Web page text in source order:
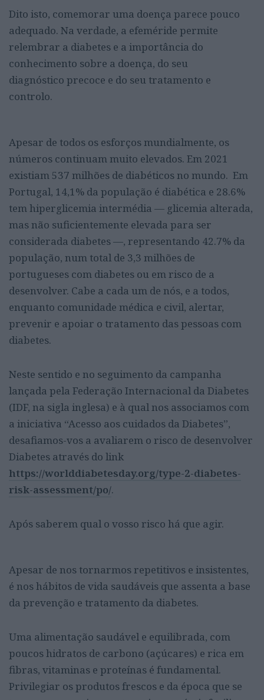
Dito isto, comemorar uma doença parece pouco
adequado. Na verdade, a efeméride permite
relembrar a diabetes e a importância do
conhecimento sobre a doença, do seu
diagnóstico precoce e do seu tratamento e
controlo.
Apesar de todos os esforços mundialmente, os
números continuam muito elevados. Em 2021
existiam 537 milhões de diabéticos no mundo. Em
Portugal, 14,1% da população é diabética e 28.6%
tem hiperglicemia intermédia — glicemia alterada,
mas não suficientemente elevada para ser
considerada diabetes —, representando 42.7% da
população, num total de 3,3 milhões de
portugueses com diabetes ou em risco de a
desenvolver. Cabe a cada um de nós, e a todos,
enquanto comunidade médica e civil, alertar,
prevenir e apoiar o tratamento das pessoas com
diabetes.
Neste sentido e no seguimento da campanha
lançada pela Federação Internacional da Diabetes
(IDF, na sigla inglesa) e à qual nos associamos com
a iniciativa “Acesso aos cuidados da Diabetes”,
desafiamos-vos a avaliarem o risco de desenvolver
Diabetes através do link
https://worlddiabetesday.org/type-2-diabetes-
risk-assessment/po/.
Após saberem qual o vosso risco há que agir.
Apesar de nos tornarmos repetitivos e insistentes,
é nos hábitos de vida saudáveis que assenta a base
da prevenção e tratamento da diabetes.
Uma alimentação saudável e equilibrada, com
poucos hidratos de carbono (açúcares) e rica em
fibras, vitaminas e proteínas é fundamental.
Privilegiar os produtos frescos e da época que se